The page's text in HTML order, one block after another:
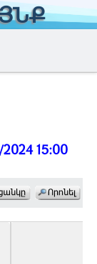
15:00